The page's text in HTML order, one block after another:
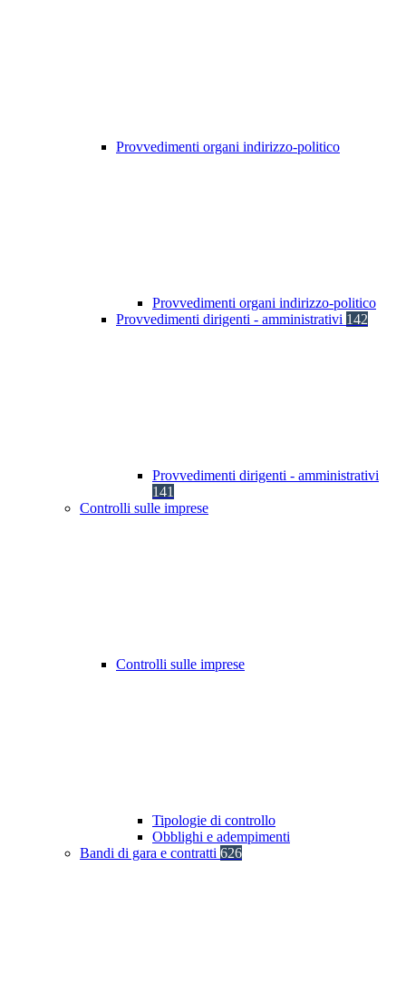
Provvedimenti organi indirizzo-politico
Provvedimenti organi indirizzo-politico
Provvedimenti dirigenti - amministrativi 142
Provvedimenti dirigenti - amministrativi
141
Controlli sulle imprese
Controlli sulle imprese
Tipologie di controllo
Obblighi e adempimenti
Bandi di gara e contratti 626